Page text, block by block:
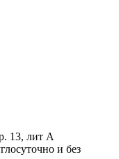
13, лит А
и без